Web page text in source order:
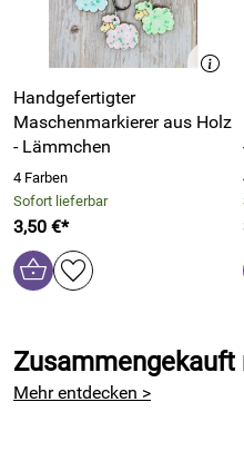
Bildschirmeinstellungen
von den Fotos abweichen.
Hersteller: Atelier Marie-
Nettersheim Deutschland,
https://
Handgefertigter
Maschenmarkierer aus Holz
- Lämmchen
4 Farben
Sofort lieferbar
3,50 €*
Zusammengekauft
Mehr entdecken >